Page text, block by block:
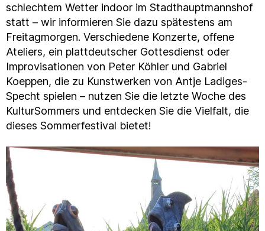
schlechtem Wetter indoor im Stadthauptmannshof
statt – wir informieren Sie dazu spätestens am
Freitagmorgen. Verschiedene Konzerte, offene
Ateliers, ein plattdeutscher Gottesdienst oder
Improvisationen von Peter Köhler und Gabriel
Koeppen, die zu Kunstwerken von Antje Ladiges-
Specht spielen – nutzen Sie die letzte Woche des
KulturSommers und entdecken Sie die Vielfalt, die
dieses Sommerfestival bietet!